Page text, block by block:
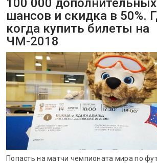
100 000 дополнительных
шансов и скидка в 50%.
когда купить билеты на
ЧМ-2018
Попасть на матчи чемпионата мира по